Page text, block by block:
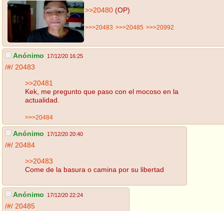
>>20480(OP)
>>>20483 >>>20485 >>>20992
Anónimo 17/12/20 16:25
/#/ 20483
>>20481
Kek, me pregunto que paso con el mocoso en la
actualidad.
>>>20484
Anónimo 17/12/20 20:40
/#/ 20484
>>20483
Come de la basura o camina por su libertad
Anónimo 17/12/20 22:24
/#/ 20485